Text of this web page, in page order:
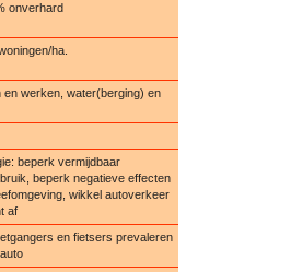
onverhard
ha.
en werken, water(berging) en
beperk vermijdbaar
beperk negatieve effecten
wikkel autoverkeer
af
en fietsers prevaleren